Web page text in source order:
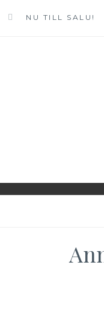
NU TILL SALU!